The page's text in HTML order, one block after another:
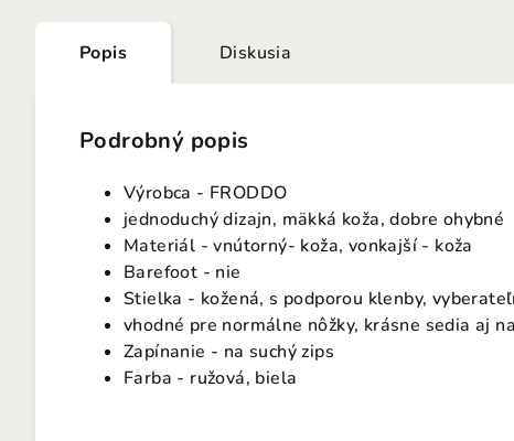
Popis Diskusia
Podrobný popis
Výrobca - FRODDO
jednoduchý dizajn, mäkká koža, dobre ohybné
Materiál - vnútorný- koža, vonkajší - koža
Barefoot - nie
Stielka - kožená, s podporou klenby,
vhodné pre normálne nôžky, krásne sedia aj
Zapínanie - na suchý zips
Farba - ružová, biela